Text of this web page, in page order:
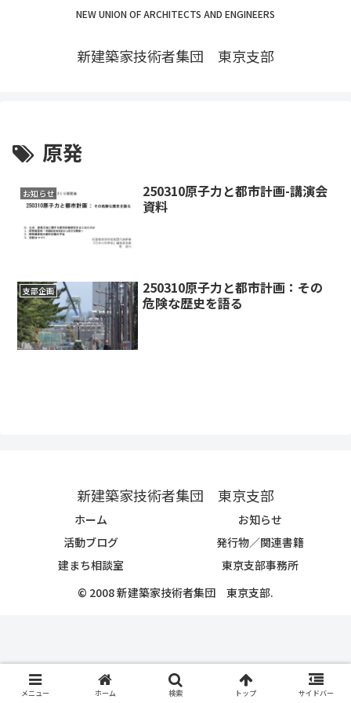
NEW UNION OF ARCHITECTS AND ENGINEERS
新建築家技術者集団 東京支部
原発
お知らせ
250310原子力と都市計画-講演会
資料
支部企画
250310原子力と都市計画：その
危険な歴史を語る
新建築家技術者集団 東京支部
ホーム
お知らせ
活動ブログ
発行物／関連書籍
建まち相談室
東京支部事務所
© 2008 新建築家技術者集団 東京支部.
メニュー ホーム 検索 トップ サイドバー